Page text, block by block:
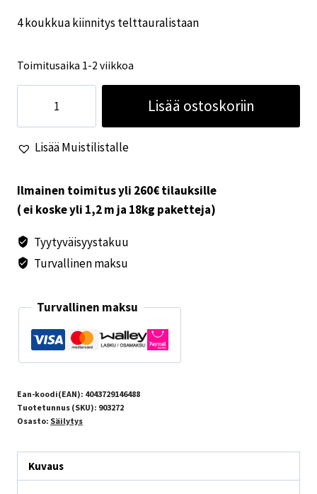
4 koukkua kiinnitys telttauralistaan
Toimitusaika 1-2 viikkoa
koukkua
kiinnitys
telttauralistaan
Lisää ostoskoriin
Lisää Muistilistalle
Ilmainen toimitus yli 260€ tilauksille
( ei koske yli 1,2 m ja 18kg paketteja)
Tyytyväisyystakuu
Turvallinen maksu
Turvallinen maksu
Ean-koodi(EAN): 4043729146488
Tuotetunnus (SKU): 903272
Osasto: Säilytys
Kuvaus